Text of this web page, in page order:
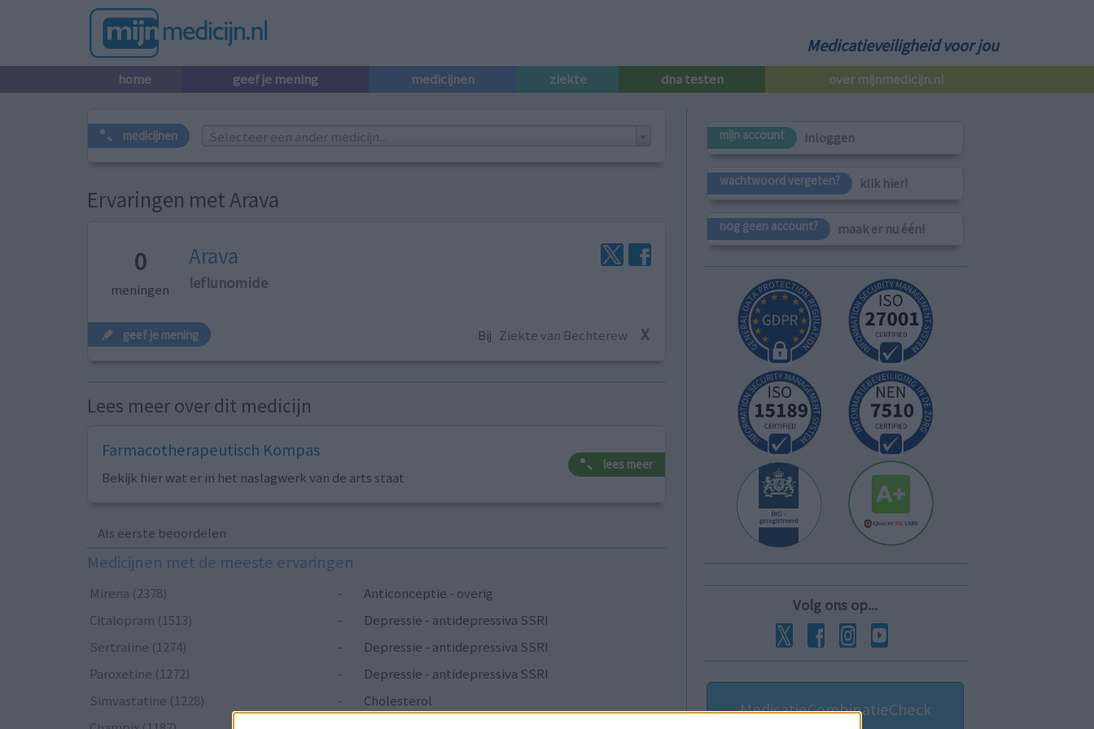
Medicatieveiligheid voor jou
home geef je mening medicijnen ziekte dna testen over mijnmedicijn.nl
medicijnen Selecteer een ander medicijn...
Ervaringen met Arava
0
meningen
Arava
leflunomide
geef je mening Bij Ziekte van Bechterew X
Lees meer over dit medicijn
Farmacotherapeutisch Kompas
Bekijk hier wat er in het naslagwerk van de arts staat
lees meer
Als eerste beoordelen
Medicijnen met de meeste ervaringen
Mirena (2378) -
Anticonceptie - overig
Citalopram (1513)
-
Depressie - antidepressiva SSRI
Sertraline (1274)
-
Depressie - antidepressiva SSRI
Paroxetine (1272)
-
Depressie - antidepressiva SSRI
Simvastatine (1228)
-
Cholesterol
mijn account inloggen
wachtwoord vergeten? klik hier!
nog geen account? maak er nu één!
Volg ons op...
MedicatieCombinatieCheck